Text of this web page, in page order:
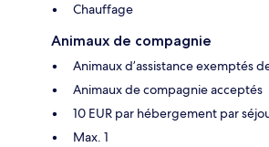
Chauffage
Animaux de compagnie
Animaux d’assistance exemptés
Animaux de compagnie acceptés
10 EUR par hébergement par
Max. 1